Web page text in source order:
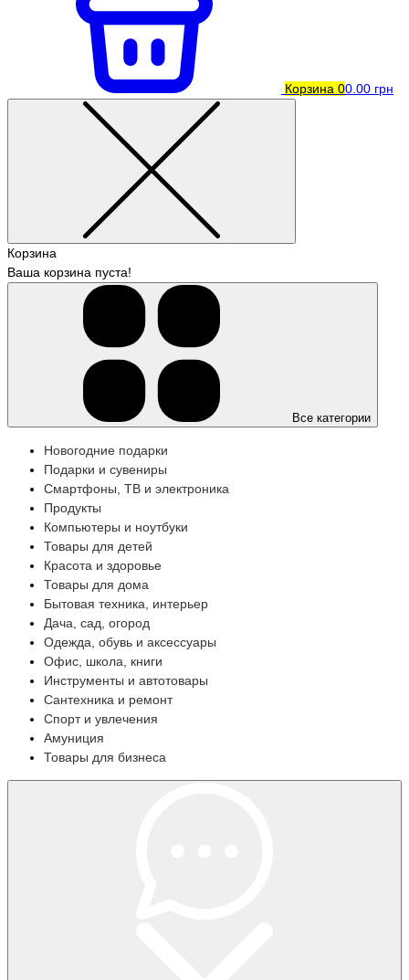
Корзина 00.00 грн
Корзина
Ваша корзина пуста!
Все категории
Новогодние подарки
Подарки и сувениры
Смартфоны, ТВ и электроника
Продукты
Компьютеры и ноутбуки
Товары для детей
Красота и здоровье
Товары для дома
Бытовая техника, интерьер
Дача, сад, огород
Одежда, обувь и аксессуары
Офис, школа, книги
Инструменты и автотовары
Сантехника и ремонт
Спорт и увлечения
Амуниция
Товары для бизнеса